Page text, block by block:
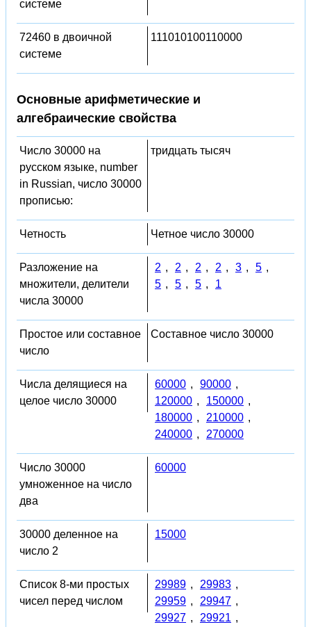
системе
72460 в двоичной
системе
111010100110000
Основные арифметические и
алгебраические свойства
Число 30000 на
русском языке, number
in Russian, число 30000
прописью:
тридцать тысяч
Четность Четное число 30000
Разложение на
множители, делители
числа 30000
2 , 2 , 2 , 2 , 3 , 5 ,
5 , 5 , 5 , 1
Простое или составное
число
Составное число 30000
Числа делящиеся на
целое число 30000
60000 , 90000 ,
120000 , 150000 ,
180000 , 210000 ,
240000 , 270000
Число 30000
умноженное на число
два
60000
30000 деленное на
число 2
15000
Список 8-ми простых
чисел перед числом
29989 , 29983 ,
29959 , 29947 ,
29927 , 29921 ,